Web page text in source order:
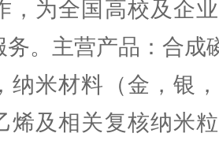
，为全国高校及企
务。主营产品：合成
纳米材料（金，银
烯及相关复核纳米